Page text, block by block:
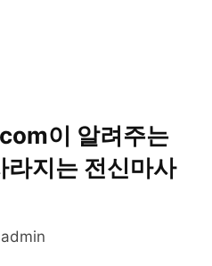
이 알려주는
라지는 전신마사
admin